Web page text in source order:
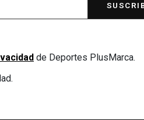
de Deportes PlusMarca.